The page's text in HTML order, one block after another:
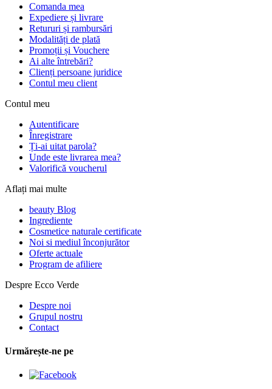
Comanda mea
Expediere și livrare
Retururi și rambursări
Modalități de plată
Promoții și Vouchere
Ai alte întrebări?
Clienți persoane juridice
Contul meu client
Contul meu
Autentificare
Înregistrare
Ți-ai uitat parola?
Unde este livrarea mea?
Valorifică voucherul
Aflați mai multe
beauty Blog
Ingrediente
Cosmetice naturale certificate
Noi si mediul înconjurător
Oferte actuale
Program de afiliere
Despre Ecco Verde
Despre noi
Grupul nostru
Contact
Urmărește-ne pe